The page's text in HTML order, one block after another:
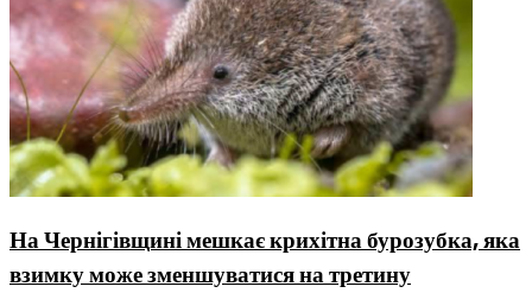
На Чернігівщині мешкає крихітна бурозубка, яка
взимку може зменшуватися на третину